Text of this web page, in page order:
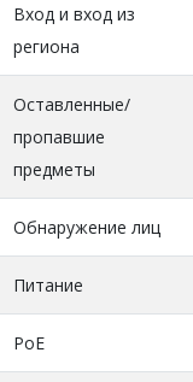
Вход и вход из
региона
Оставленные/
пропавшие
предметы
Обнаружение лиц
Питание
PoE